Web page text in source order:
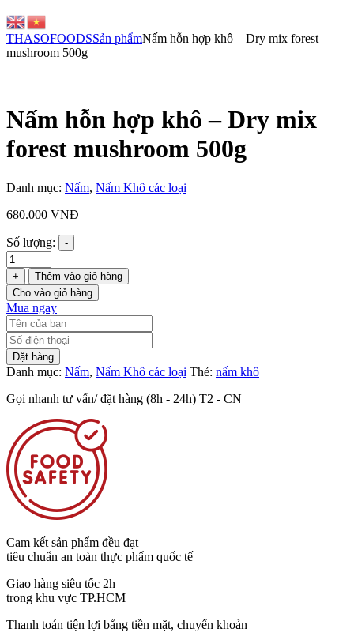
THASOFOODSSản phẩmNấm hỗn hợp khô – Dry mix forest
mushroom 500g
Nấm hỗn hợp khô – Dry mix
forest mushroom 500g
Danh mục: Nấm, Nấm Khô các loại
680.000 VNĐ
Số lượng: -
Nấm
hỗn
hợp
khô
-
Dry
mix
forest
mushroom
số
+
Thêm vào giỏ hàng
Cho vào giỏ hàng
Mua ngay
Đặt hàng
Danh mục: Nấm, Nấm Khô các loại Thẻ: nấm khô
Gọi nhanh tư vấn/ đặt hàng (8h - 24h) T2 - CN
Cam kết sản phẩm đều đạt
tiêu chuẩn an toàn thực phẩm quốc tế
Giao hàng siêu tốc 2h
trong khu vực TP.HCM
Thanh toán tiện lợi bằng tiền mặt, chuyển khoản